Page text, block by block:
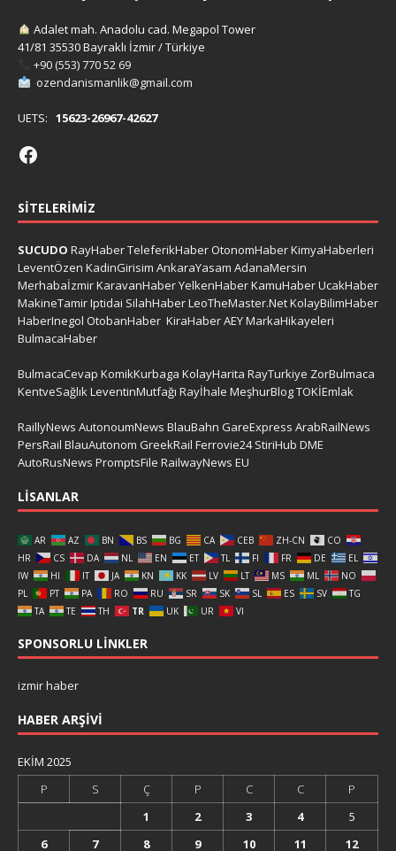
Adalet mah. Anadolu cad. Megapol Tower
41/81 35530 Bayraklı İzmir / Türkiye
+90 (553) 770 52 69
ozendanismanlik@gmail.com
UETS: 15623-26967-42627
SITELERIMIZ
SUCUDO RayHaberTeleferikHaber OtonomHaberKimyaHaberleri
LeventÖzen KadinGirisim AnkaraYasam AdanaMersin
MerhabaİzmirKaravanHaberYelkenHaberKamuHaberUcakHaber
MakineTamirIptidai SilahHaberLeoTheMaster.NetKolayBilimHaber
HaberInegol OtobanHaber KiraHaberAEYMarkaHikayeleri
BulmacaHaber
BulmacaCevap KomikKurbaga KolayHarita RayTurkiye ZorBulmaca
KentveSağlıkLeventinMutfağı Rayİhale MeşhurBlogTOKİEmlak
RaillyNews AutonoumNews BlauBahn GareExpress ArabRailNews
PersRail BlauAutonom GreekRail Ferrovie24 StiriHub DME
AutoRusNews PromptsFile RailwayNews EU
LISANLAR
AR AZ BN BS BG CA CEB ZH-CN
CO
HR
CS DA NL EN ET TL FI FR DE
EL
IW
HI IT JA KN KK LV LT MS ML
NO
PL
PT PA RO RU SR SK SL ES SV
TG
TA
TE TH TR UK UR VI
SPONSORLU LINKLER
izmir haber
HABER ARŞIVI
EKIM 2025
P
S Ç P C C
P
1
2 3 4
5
6
7 8 9 10 11 12